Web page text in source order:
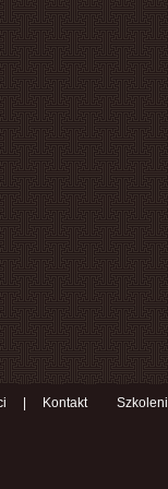
Kontakt